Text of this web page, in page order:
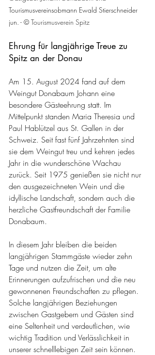
Tourismusvereinsobmann Ewald Stierschneider
jun. - © Tourismusverein Spitz
Ehrung für langjährige Treue zu
Spitz an der Donau
Am 15. August 2024 fand auf dem
Weingut Donabaum Johann eine
besondere Gästeehrung statt. Im
Mittelpunkt standen Maria Theresia und
Paul Hablützel aus St. Gallen in der
Schweiz. Seit fast fünf Jahrzehnten sind
sie dem Weingut treu und kehren jedes
Jahr in die wunderschöne Wachau
zurück. Seit 1975 genießen sie nicht nur
den ausgezeichneten Wein und die
idyllische Landschaft, sondern auch die
herzliche Gastfreundschaft der Familie
Donabaum.
In diesem Jahr bleiben die beiden
langjährigen Stammgäste wieder zehn
Tage und nutzen die Zeit, um alte
Erinnerungen aufzufrischen und die neu
gewonnenen Freundschaften zu pflegen.
Solche langjährigen Beziehungen
zwischen Gastgebern und Gästen sind
eine Seltenheit und verdeutlichen, wie
wichtig Tradition und Verlässlichkeit in
unserer schnelllebigen Zeit sein können.